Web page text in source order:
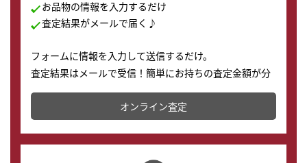
お品物の情報を入力するだけ
査定結果がメールで届く♪
フォームに情報を入力して送信するだけ。
査定結果はメールで受信！簡単にお持ちの査定金額が分
かります。
オンライン査定